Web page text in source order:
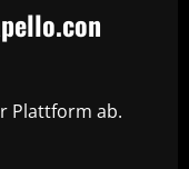
Plattform ab.